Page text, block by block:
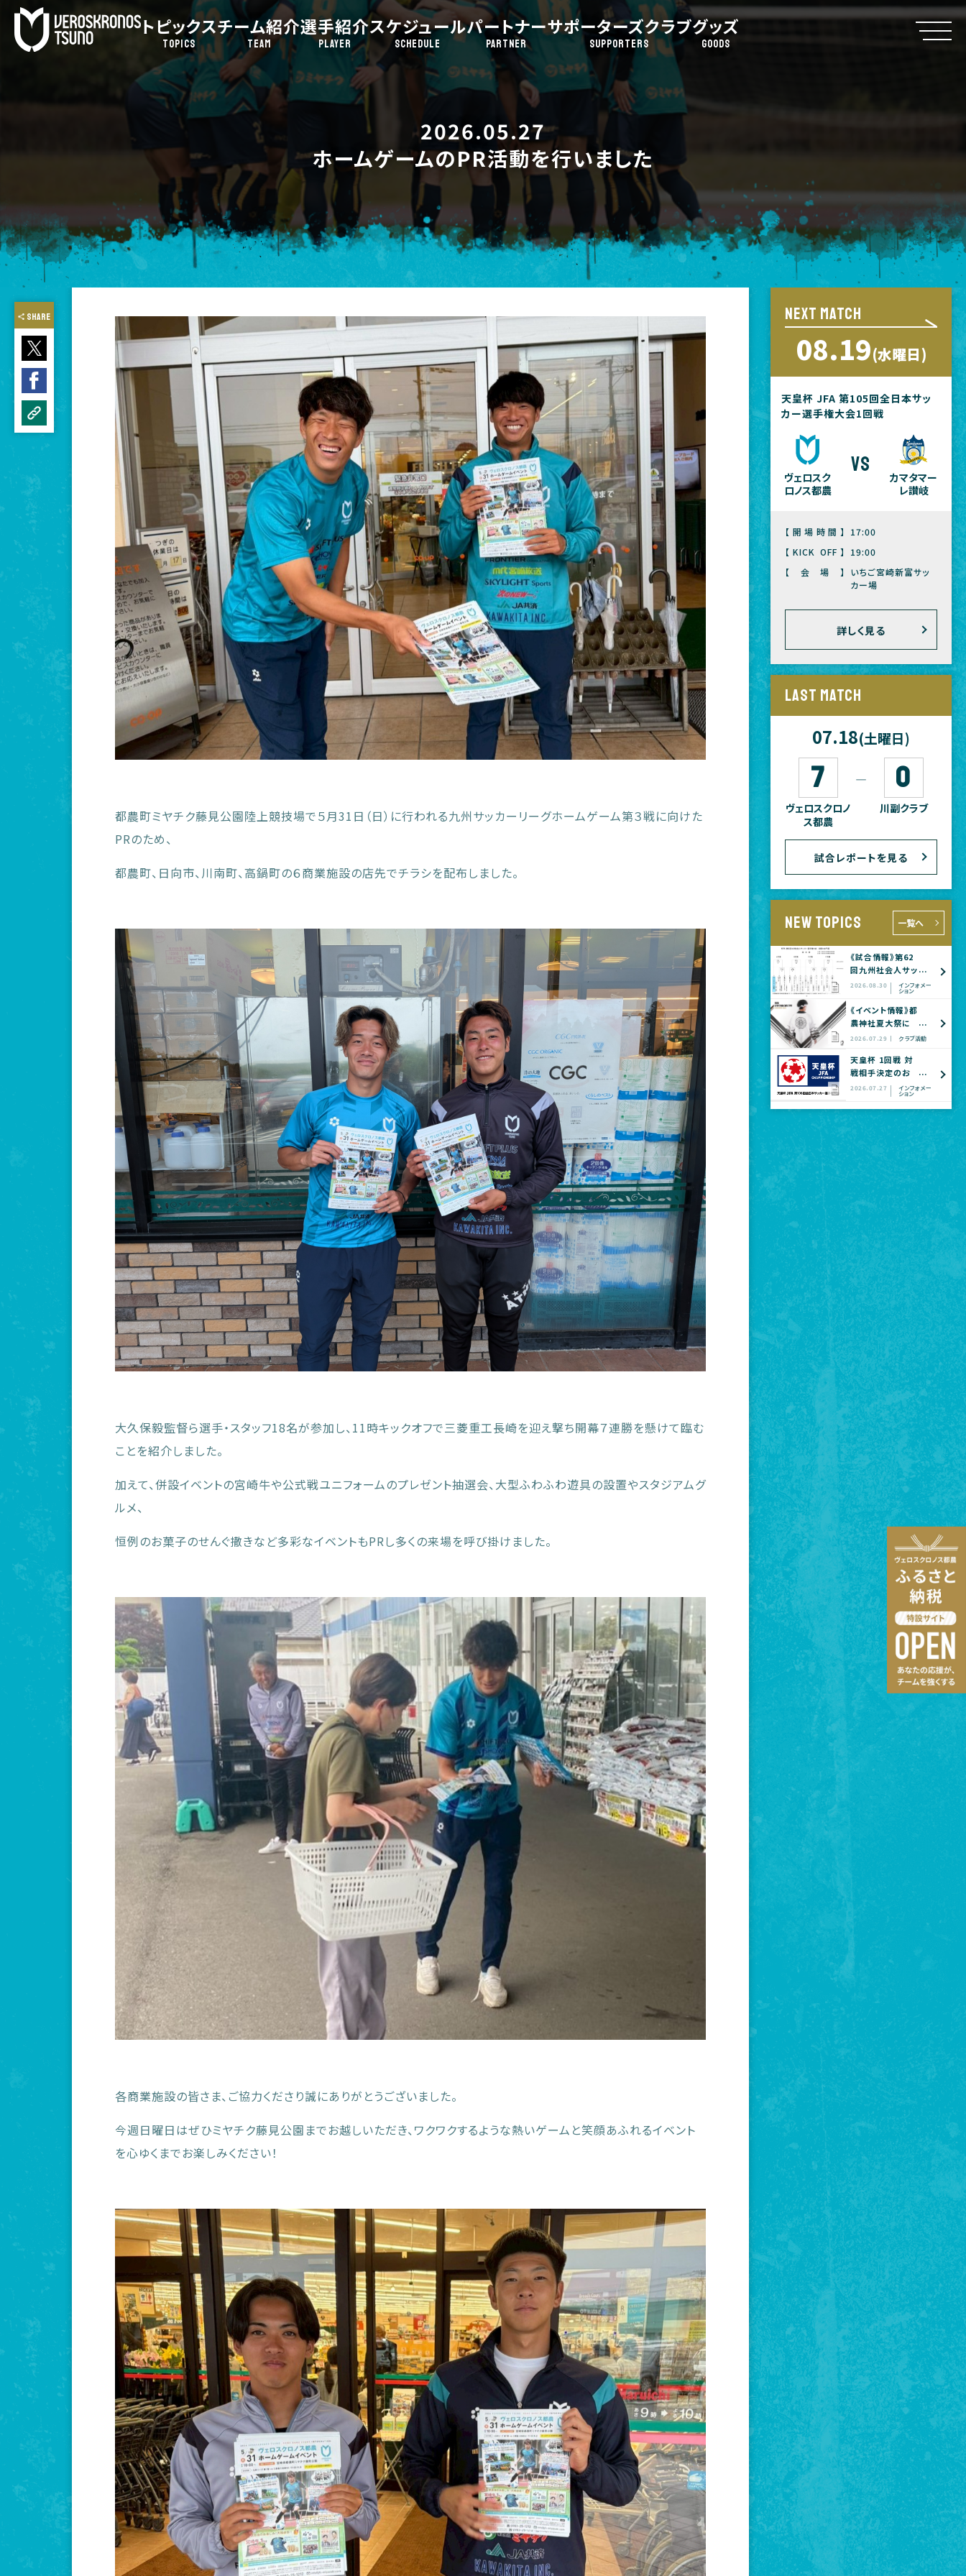
トピックス
TOPICS
チーム紹介
TEAM
選手紹介
PLAYER
スケジュール
SCHEDULE
パートナー
PARTNER
サポーターズクラブ
SUPPORTERS
グッズ
GOODS
2026.05.27
ホームゲームのPR活動を行いました
SHARE
都農町ミヤチク藤見公園陸上競技場で５月31日（日）に行われる九州サッカーリーグホームゲーム第３戦に向けた
PRのため、
都農町、日向市、川南町、高鍋町の６商業施設の店先でチラシを配布しました。
大久保毅監督ら選手・スタッフ18名が参加し、11時キックオフで三菱重工長崎を迎え撃ち開幕７連勝を懸けて臨む
ことを紹介しました。
加えて、併設イベントの宮崎牛や公式戦ユニフォームのプレゼント抽選会、大型ふわふわ遊具の設置やスタジアムグ
ルメ、
恒例のお菓子のせんぐ撒きなど多彩なイベントもPRし多くの来場を呼び掛けました。
各商業施設の皆さま、ご協力くださり誠にありがとうございました。
今週日曜日はぜひミヤチク藤見公園までお越しいただき、ワクワクするような熱いゲームと笑顔あふれるイベント
を心ゆくまでお楽しみください！
NEXT MATCH
08.19(水曜日)
天皇杯 JFA 第105回全日本サッ
カー選手権大会1回戦
ヴェロスク
ロノス都農
vs
カマタマー
レ讃岐
【開場時間】
17:00
【KICK OFF】
19:00
【会場】
いちご宮崎新富サッ
カー場
詳しく見る
LAST MATCH
07.18(土曜日)
7
ヴェロスクロノ
ス都農
― 0
川副クラブ
試合レポートを見る
NEW TOPICS 一覧へ
《試合情報》第62
回九州社会人サッ
カー選手権大会
全国大会予選
2026.08.30 インフォメー
ション
《イベント情報》都
農神社夏大祭に
てヴェロスクロノ
ズショップ出店の
お知らせ
2026.07.29 クラブ活動
天皇杯 1回戦 対
戦相手決定のお
知らせ
2026.07.27 インフォメー
ション